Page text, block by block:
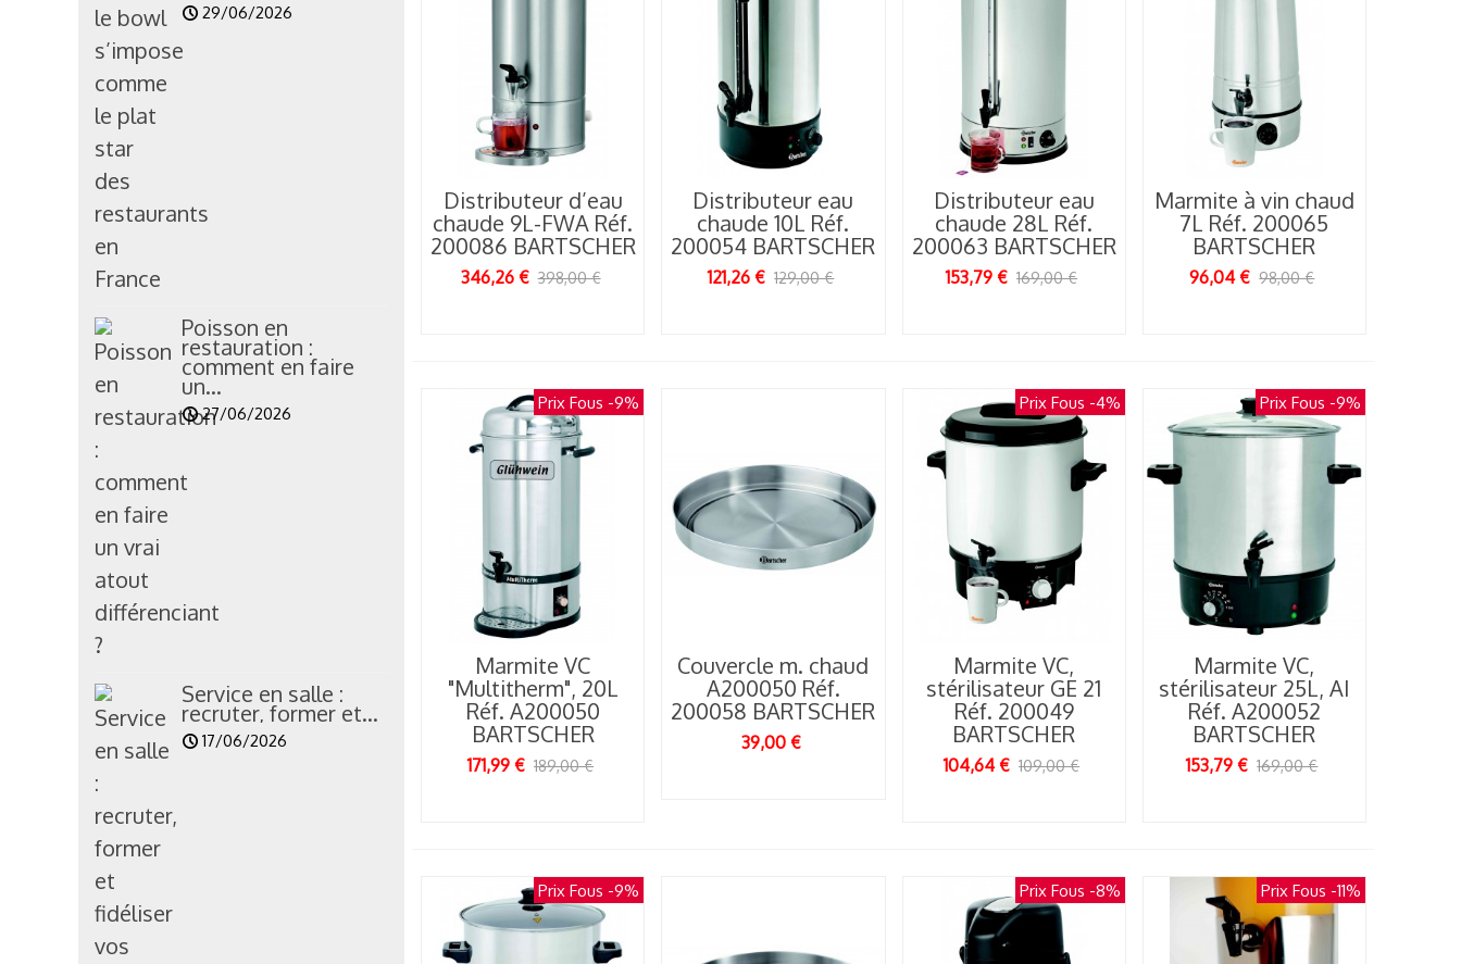
29/06/2026
Poisson en
restauration :
comment en faire
un...
27/06/2026
Service en salle :
recruter, former et...
17/06/2026
Le granité : le roi
incontesté des
ventes...
Pourquoi la cuisine
lyonnaise revient au
cœur...
19/05/2026
Distributeur d’eau
chaude 9L-FWA Réf.
200086 BARTSCHER
346,26 € 398,00 €
Distributeur eau
chaude 10L Réf.
200054 BARTSCHER
121,26 € 129,00 €
Distributeur eau
chaude 28L Réf.
200063 BARTSCHER
153,79 € 169,00 €
Marmite à vin chaud
7L Réf. 200065
BARTSCHER
96,04 € 98,00 €
Prix Fous -9%
Marmite VC
"Multitherm", 20L
Réf. A200050
BARTSCHER
171,99 € 189,00 €
Couvercle m. chaud
A200050 Réf.
200058 BARTSCHER
39,00 €
Prix Fous -4%
Marmite VC,
stérilisateur GE 21
Réf. 200049
BARTSCHER
104,64 € 109,00 €
Prix Fous -9%
Marmite VC,
stérilisateur 25L, AI
Réf. A200052
BARTSCHER
153,79 € 169,00 €
Prix Fous -9% Prix Fous -8% Prix Fous -11%